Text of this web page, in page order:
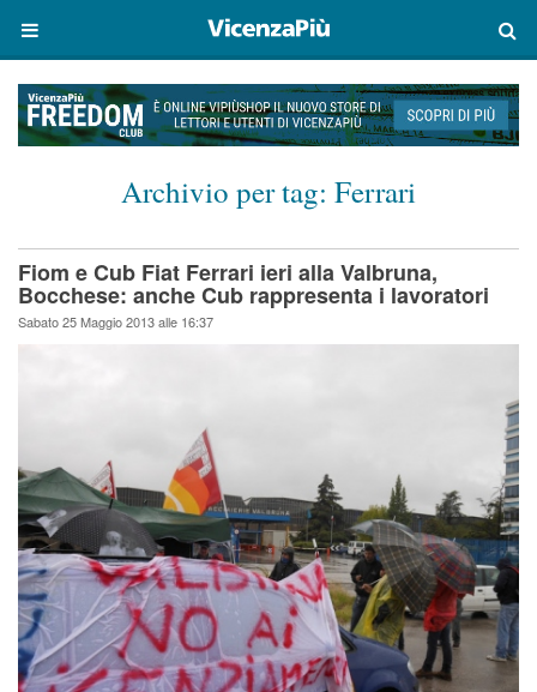
Archivio per tag: Ferrari
Fiom e Cub Fiat Ferrari ieri alla Valbruna,
Bocchese: anche Cub rappresenta i lavoratori
Sabato 25 Maggio 2013 alle 16:37